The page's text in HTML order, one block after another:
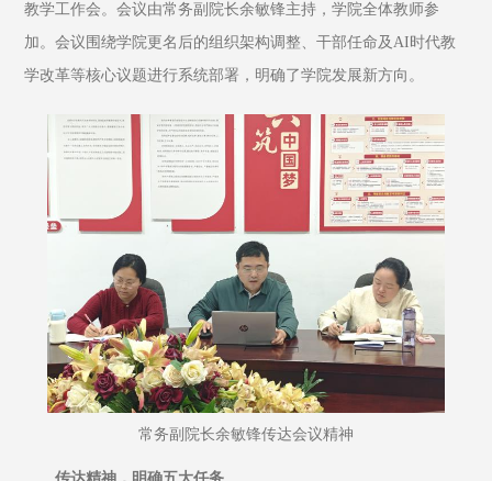
教学工作会。会议由常务副院长余敏锋主持，学院全体教师参
加。会议围绕学院更名后的组织架构调整、干部任命及AI时代教
学改革等核心议题进行系统部署，明确了学院发展新方向。
常务副院长余敏锋传达会议精神